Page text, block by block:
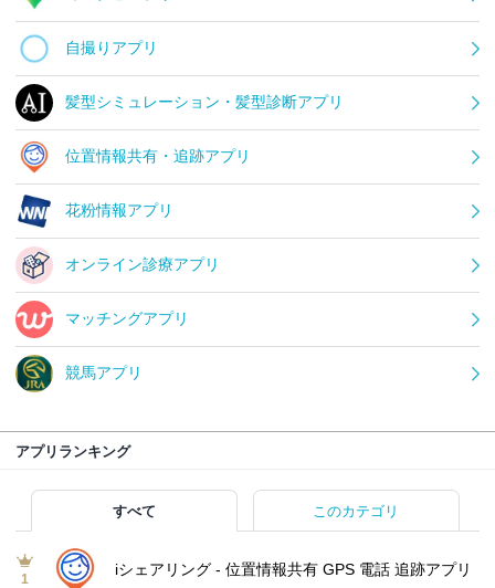
自撮りアプリ
髪型シミュレーション・髪型診断アプリ
位置情報共有・追跡アプリ
花粉情報アプリ
オンライン診療アプリ
マッチングアプリ
競馬アプリ
アプリランキング
すべて このカテゴリ
1
iシェアリング - 位置情報共有 GPS 電話 追跡アプリ